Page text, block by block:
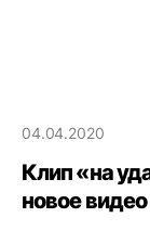
04.04.2020
Клип «на
новое видео